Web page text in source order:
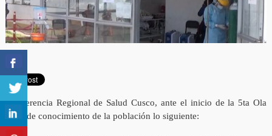
La Gerencia Regional de Salud Cusco, ante el inicio de la 5ta Ola
pone de conocimiento de la población lo siguiente: